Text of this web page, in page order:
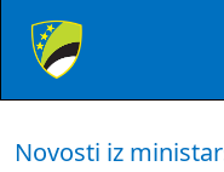
Novosti iz